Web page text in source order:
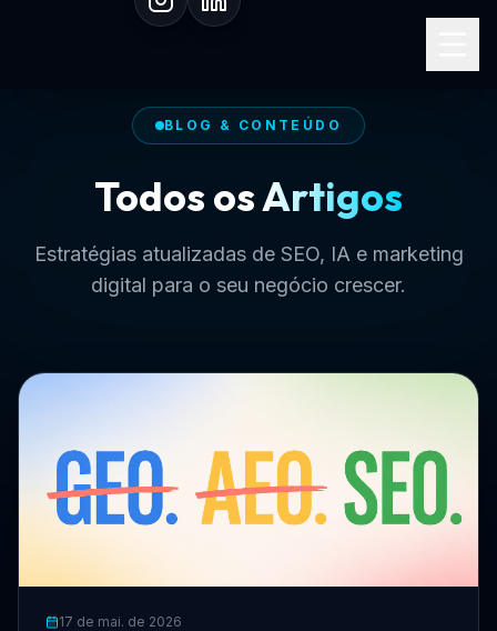
BLOG & CONTEÚDO
Todos osArtigos
Estratégias atualizadas de SEO, IA e marketing
digital para o seu negócio crescer.
17 de mai. de 2026